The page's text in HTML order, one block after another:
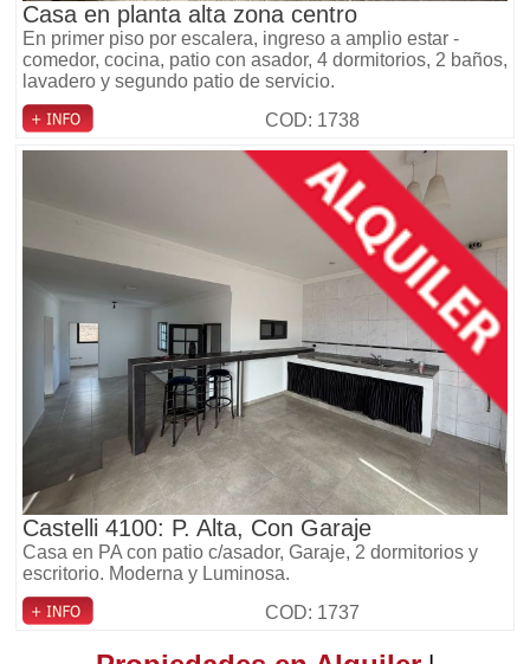
Casa en planta alta zona centro
En primer piso por escalera, ingreso a amplio estar -
comedor, cocina, patio con asador, 4 dormitorios, 2 baños,
lavadero y segundo patio de servicio.
COD: 1738
Castelli 4100: P. Alta, Con Garaje
Casa en PA con patio c/asador, Garaje, 2 dormitorios y
escritorio. Moderna y Luminosa.
COD: 1737